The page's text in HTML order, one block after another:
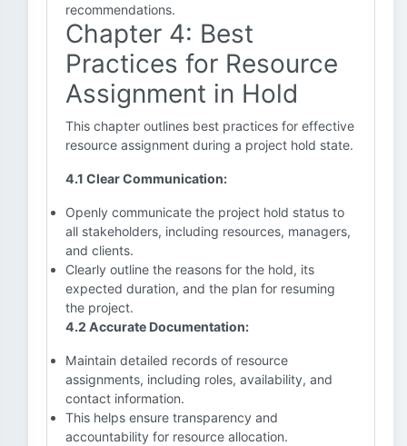
recommendations.
Chapter 4: Best
Practices for Resource
Assignment in Hold
This chapter outlines best practices for effective
resource assignment during a project hold state.
4.1 Clear Communication:
Openly communicate the project hold status to
all stakeholders, including resources, managers,
and clients.
Clearly outline the reasons for the hold, its
expected duration, and the plan for resuming
the project.
4.2 Accurate Documentation:
Maintain detailed records of resource
assignments, including roles, availability, and
contact information.
This helps ensure transparency and
accountability for resource allocation.